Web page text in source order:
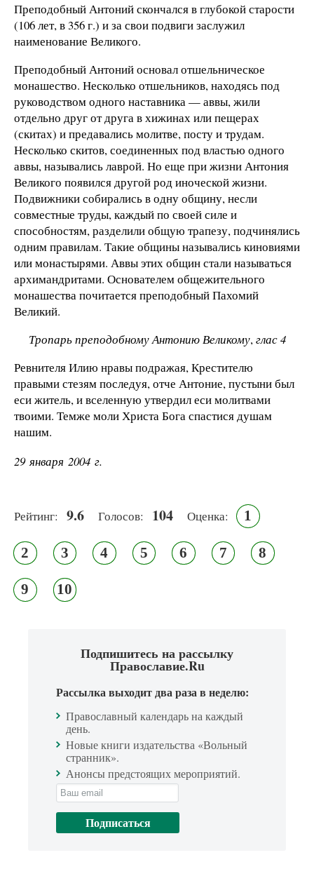
Преподобный Антоний скончался в глубокой старости
(106 лет, в 356 г.) и за свои подвиги заслужил
наименование Великого.
Преподобный Антоний основал отшельническое
монашество. Несколько отшельников, находясь под
руководством одного наставника — аввы, жили
отдельно друг от друга в хижинах или пещерах
(скитах) и предавались молитве, посту и трудам.
Несколько скитов, соединенных под властью одного
аввы, назывались лаврой. Но еще при жизни Антония
Великого появился другой род иноческой жизни.
Подвижники собирались в одну общину, несли
совместные труды, каждый по своей силе и
способностям, разделили общую трапезу, подчинялись
одним правилам. Такие общины назывались киновиями
или монастырями. Аввы этих общин стали называться
архимандритами. Основателем общежительного
монашества почитается преподобный Пахомий
Великий.
Тропарь преподобному Антонию Великому,глас 4
Ревнителя Илию нравы подражая, Крестителю
правыми стезям последуя, отче Антоние, пустыни был
еси житель, и вселенную утвердил еси молитвами
твоими. Темже моли Христа Бога спастися душам
нашим.
29 января 2004 г.
Рейтинг: 9.6 Голосов: 104 Оценка: 1
2 3 4 5 6 7 8
9 10
Подпишитесь на рассылку
Православие.Ru
Рассылка выходит два раза в неделю:
Православный календарь на каждый
день.
Новые книги издательства «Вольный
странник».
Анонсы предстоящих мероприятий.